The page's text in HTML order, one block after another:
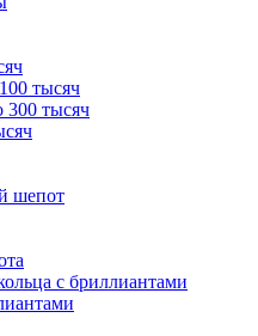
тысяч
300 тысяч
шепот
с бриллиантами